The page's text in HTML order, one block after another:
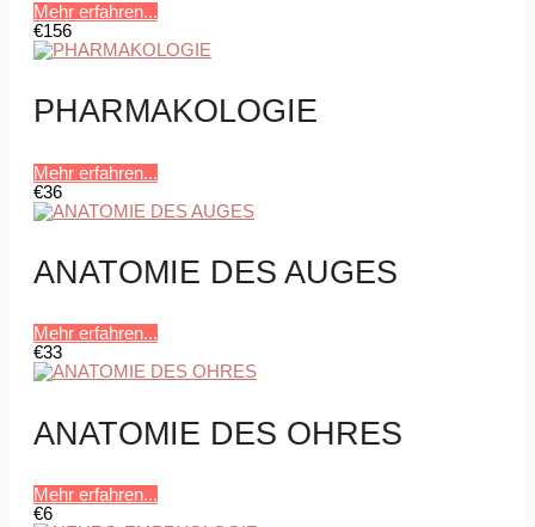
Mehr erfahren...
€156
PHARMAKOLOGIE
Mehr erfahren...
€36
ANATOMIE DES AUGES
Mehr erfahren...
€33
ANATOMIE DES OHRES
Mehr erfahren...
€6